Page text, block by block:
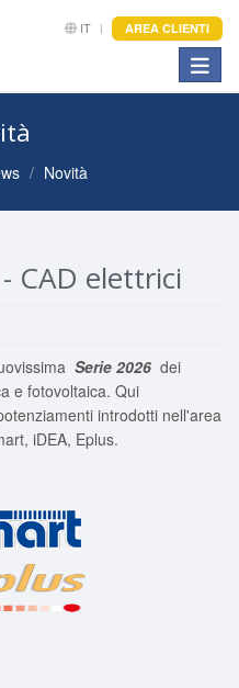
IT AREA CLIENTI
Novità
CAD elettrici
Serie 2026 dei
e fotovoltaica. Qui
introdotti nell'area
iDEA, Eplus.